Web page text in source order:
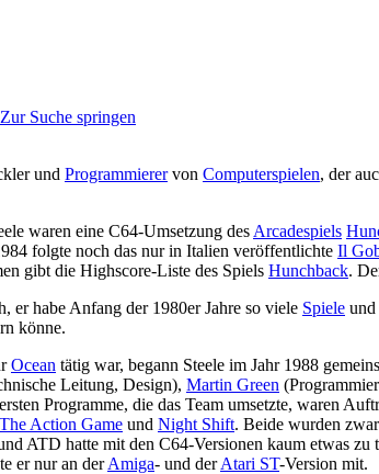
Zur Suche springen
und Programmierervon Computerspielen, der
waren eine C64-Umsetzung des Arcadespiels
folgte noch das nur in Italien veröffentlichte Il
gibt die Highscore-Liste des Spiels Hunchback.
er habe Anfang der 1980er Jahre so viele Spiele und
könne.
Ocean tätig war, begann Steele im Jahr 1988
Leitung, Design), Martin Green
Programme, die das Team umsetzte, waren
Action Game und Night Shift. Beide wurden
ATD hatte mit den C64-Versionen kaum etwas
er nur an derAmiga- und derAtari ST-Version mit.